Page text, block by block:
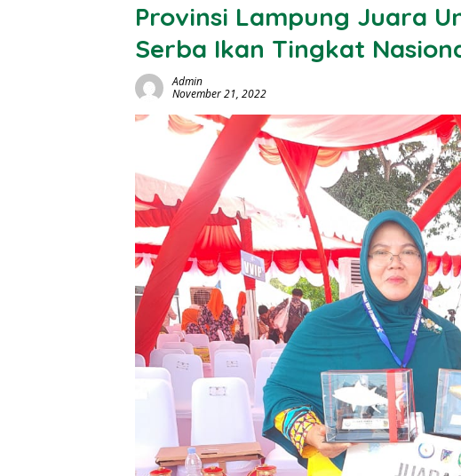
Provinsi Lampung Juara
Serba Ikan Tingkat
Admin
November 21, 2022